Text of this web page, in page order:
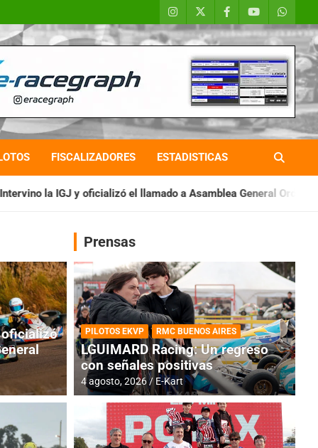
FISCALIZADORES ESTADISTICAS
el llamado a Asamblea General Ordinaria IAME SERIES
oficializó
Prensas
PILOTOS EKVP RMC BUENOS AIRES
LGUIMARD Racing: Un regreso
con señales positivas
4 agosto, 2026 E-Kart